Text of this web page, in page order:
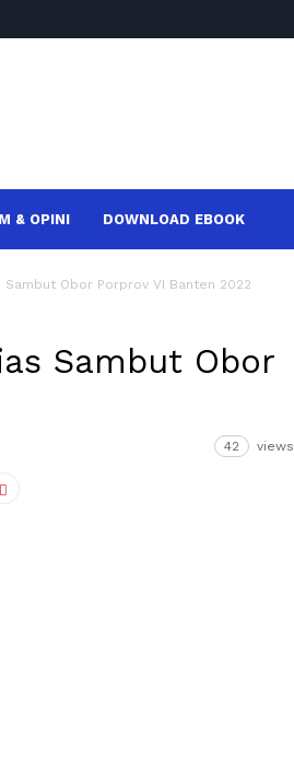
& OPINI DOWNLOAD EBOOK
Sambut Obor Porprov VI Banten 2022
Sambut Obor
42 views